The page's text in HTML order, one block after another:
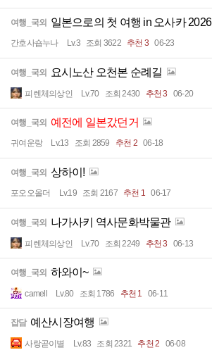
여행_국외 일본으로의 첫 여행 in 오사카 2026
간호사숍누나 Lv.3 조회 3622 추천 3 06-23
여행_국외 요시노산 오천본 순례길
피렌체의상인 Lv.70 조회 2430 추천 3 06-20
여행_국외 예전에 일본갔던거
귀여운랑 Lv.13 조회 2859 추천 2 06-18
여행_국외 상하이!
포오오올더 Lv.19 조회 2167 추천 1 06-17
여행_국외 나가사키 역사문화박물관
피렌체의상인 Lv.70 조회 2249 추천 3 06-13
여행_국외 하와이~
camell Lv.80 조회 1786 추천 1 06-11
잡담 예산시장여행
사랑곧이별 Lv.83 조회 2321 추천 2 06-08